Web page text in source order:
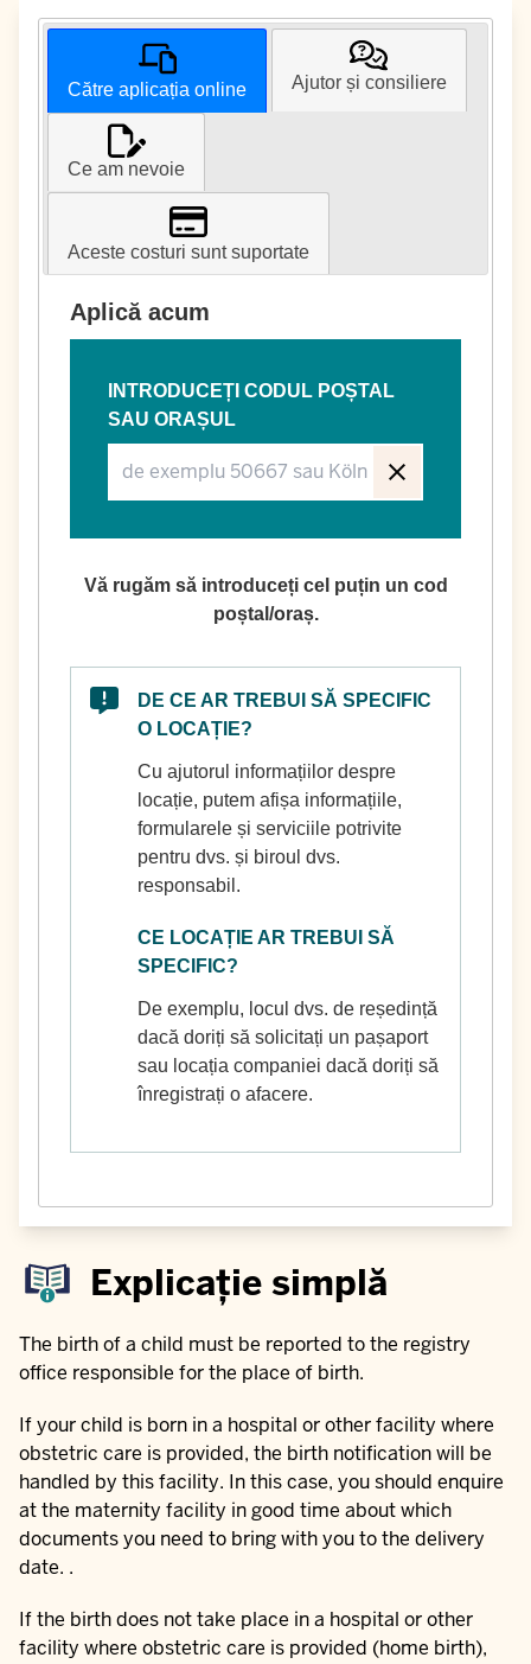
Către aplicația online Ajutor și consiliere
Ce am nevoie
Aceste costuri sunt suportate
Aplică acum
INTRODUCEȚI CODUL POȘTAL
SAU ORAȘUL
Vă rugăm să introduceți cel puțin un cod
poștal/oraș.
DE CE AR TREBUI SĂ SPECIFIC
O LOCAȚIE?
Cu ajutorul informațiilor despre
locație, putem afișa informațiile,
formularele și serviciile potrivite
pentru dvs. și biroul dvs.
responsabil.
CE LOCAȚIE AR TREBUI SĂ
SPECIFIC?
De exemplu, locul dvs. de reședință
dacă doriți să solicitați un pașaport
sau locația companiei dacă doriți să
înregistrați o afacere.
Explicație simplă
The birth of a child must be reported to the registry
office responsible for the place of birth.
If your child is born in a hospital or other facility where
obstetric care is provided, the birth notification will be
handled by this facility. In this case, you should enquire
at the maternity facility in good time about which
documents you need to bring with you to the delivery
date. .
If the birth does not take place in a hospital or other
facility where obstetric care is provided (home birth),